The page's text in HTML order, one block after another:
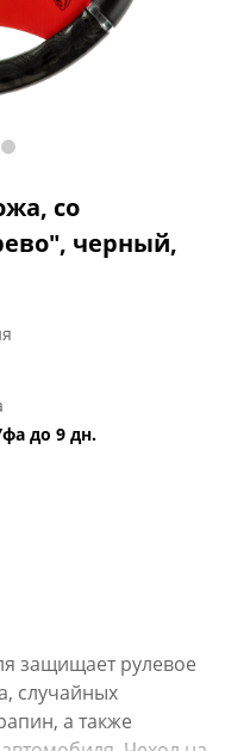
со
черный,
до 9 дн.
защищает рулевое
случайных
а также